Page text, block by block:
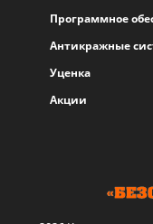
Программное
Антикражные
Уценка
Акции